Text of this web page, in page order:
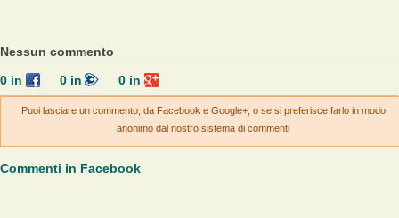
Nessun commento
0in 0in 0 in
Puoi lasciare un commento, da Facebook e Google+, o se si preferisce farlo in modo
anonimo dal nostro sistema di commenti
Commenti in Facebook